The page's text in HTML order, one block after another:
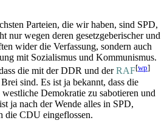
Parteien, die wir haben, sind SPD,
nur wegen deren gesetzgeberischer und
wider die Verfassung, sondern auch
mit Sozialismus und Kommunismus.
die mit der DDR und derRAF[wp]
sind. Es ist ja bekannt, dass die
Demokratie zu sabotieren und
ja nach der Wende alles in SPD,
die CDU eingeflossen.